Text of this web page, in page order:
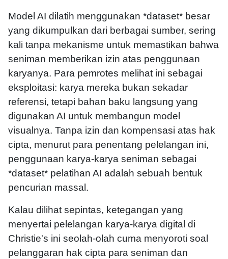
Model AI dilatih menggunakan *dataset* besar
yang dikumpulkan dari berbagai sumber, sering
kali tanpa mekanisme untuk memastikan bahwa
seniman memberikan izin atas penggunaan
karyanya. Para pemrotes melihat ini sebagai
eksploitasi: karya mereka bukan sekadar
referensi, tetapi bahan baku langsung yang
digunakan AI untuk membangun model
visualnya. Tanpa izin dan kompensasi atas hak
cipta, menurut para penentang pelelangan ini,
penggunaan karya-karya seniman sebagai
*dataset* pelatihan AI adalah sebuah bentuk
pencurian massal.
Kalau dilihat sepintas, ketegangan yang
menyertai pelelangan karya-karya digital di
Christie's ini seolah-olah cuma menyoroti soal
pelanggaran hak cipta para seniman dan